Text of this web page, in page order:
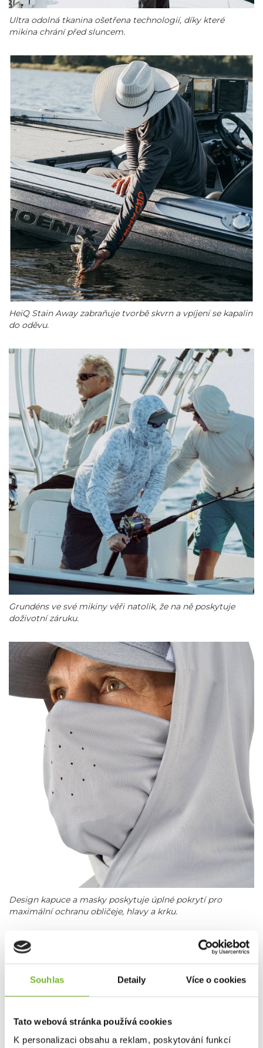
Souhlas Detaily Více o cookies
Tato webová stránka používá cookies
K personalizaci obsahu a reklam, poskytování funkcí
Ultra odolná tkanina ošetřena technologií, díky které
mikina chrání před sluncem.
HeiQ Stain Away zabraňuje tvorbě skvrn a vpíjení se kapalin
do oděvu.
Grundéns ve své mikiny věři natolik, že na ně poskytuje
doživotní záruku.
Design kapuce a masky poskytuje úplné pokrytí pro
maximální ochranu obličeje, hlavy a krku.